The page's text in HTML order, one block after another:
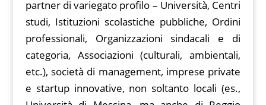
partner di variegato profilo – Università, Centri
studi, Istituzioni scolastiche pubbliche, Ordini
professionali, Organizzazioni sindacali e di
categoria, Associazioni (culturali, ambientali,
etc.), società di management, imprese private
e startup innovative, non soltanto locali (es.,